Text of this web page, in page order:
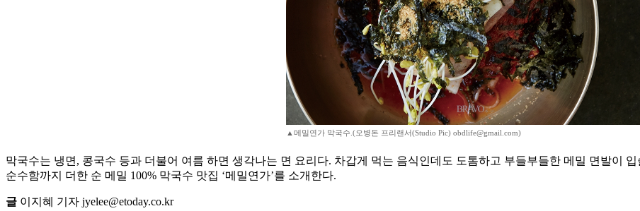
▲메밀연가 막국수.(오병돈 프리랜서(Studio Pic) obdlife@gmail.com)
막국수는 냉면, 콩국수 등과 더불어 여름 하면 생각나는 면 요리다. 차갑게 먹는 음식인데도 도톰하고 부들부들한 메밀 면발이
순수함까지 더한 순 메밀 100% 막국수 맛집 ‘메밀연가’를 소개한다.
글 이지혜 기자 jyelee@etoday.co.kr